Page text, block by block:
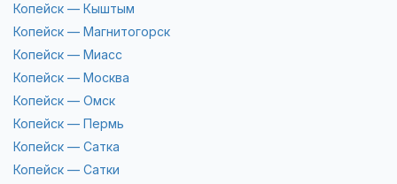
Копейск — Кыштым
Копейск — Магнитогорск
Копейск — Миасс
Копейск — Москва
Копейск — Омск
Копейск — Пермь
Копейск — Сатка
Копейск — Сатки